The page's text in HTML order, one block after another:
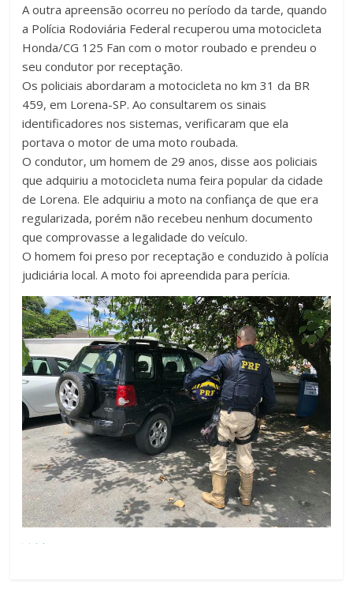
A outra apreensão ocorreu no período da tarde, quando
a Polícia Rodoviária Federal recuperou uma motocicleta
Honda/CG 125 Fan com o motor roubado e prendeu o
seu condutor por receptação.
Os policiais abordaram a motocicleta no km 31 da BR
459, em Lorena-SP. Ao consultarem os sinais
identificadores nos sistemas, verificaram que ela
portava o motor de uma moto roubada.
O condutor, um homem de 29 anos, disse aos policiais
que adquiriu a motocicleta numa feira popular da cidade
de Lorena. Ele adquiriu a moto na confiança de que era
regularizada, porém não recebeu nenhum documento
que comprovasse a legalidade do veículo.
O homem foi preso por receptação e conduzido à polícia
judiciária local. A moto foi apreendida para perícia.